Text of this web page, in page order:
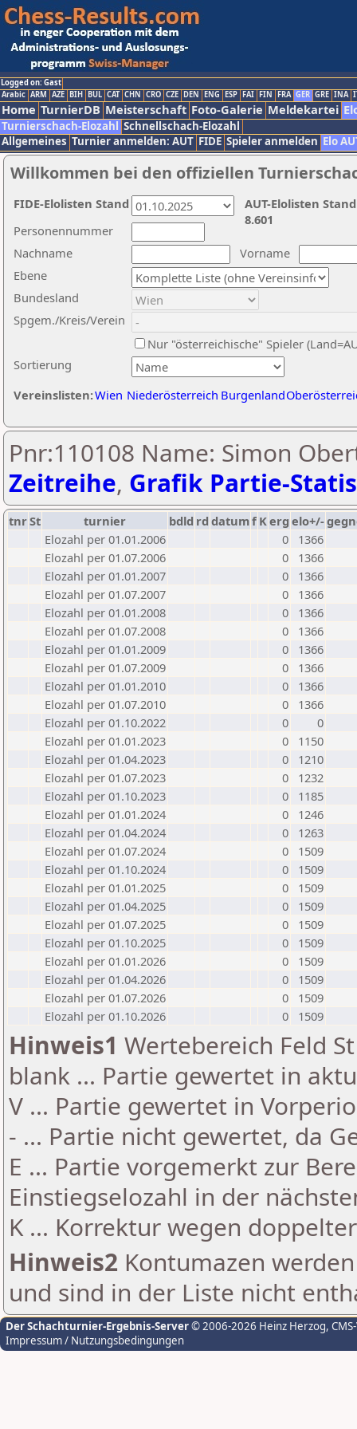
Logged on: Gast
Arabic ARM AZE BIH BUL CAT CHN CRO CZE DEN ENG ESP FAI FIN FRA GER GRE INA
Home TurnierDB Meisterschaft Foto-Galerie Meldekartei
Turnierschach-Elozahl Schnellschach-Elozahl
Allgemeines Turnier anmelden: AUT FIDE Spieler anmelden Elo
Willkommen bei den offiziellen
Nachname
Vorname
Ebene
Sortierung
Personennummer
Bundesland
Spgem./Kreis/Verein
Nur "österreichische" Spieler
Vereinslisten:Wien Niederösterreich Burgenland
AUT-Elolisten
8.601
FIDE-Elolisten Stand
Pnr:110108 Name: Simon
Zeitreihe, Grafik Partie-
tnrSt turnier bdld rd datumf Kerg elo+/-
Elozahl per 01.01.2006
0
1366
Elozahl per 01.07.2006
0
1366
Elozahl per 01.01.2007
0
1366
Elozahl per 01.07.2007
0
1366
Elozahl per 01.01.2008
0
1366
Elozahl per 01.07.2008
0
1366
Elozahl per 01.01.2009
0
1366
Elozahl per 01.07.2009
0
1366
Elozahl per 01.01.2010
0
1366
Elozahl per 01.07.2010
0
1366
Elozahl per 01.10.2022
0
0
Elozahl per 01.01.2023
0
1150
Elozahl per 01.04.2023
0
1210
Elozahl per 01.07.2023
0
1232
Elozahl per 01.10.2023
0
1185
Elozahl per 01.01.2024
0
1246
Elozahl per 01.04.2024
0
1263
Elozahl per 01.07.2024
0
1509
Elozahl per 01.10.2024
0
1509
Elozahl per 01.01.2025
0
1509
Elozahl per 01.04.2025
0
1509
Elozahl per 01.07.2025
0
1509
Elozahl per 01.10.2025
0
1509
Elozahl per 01.01.2026
0
1509
Elozahl per 01.04.2026
0
1509
Elozahl per 01.07.2026
0
1509
Elozahl per 01.10.2026
0 1509
Hinweis1 Wertebereich Feld
blank ... Partie gewertet in
V ... Partie gewertet in
- ... Partie nicht gewertet, da
E ... Partie vorgemerkt zur
Einstiegselozahl in der
K ... Korrektur wegen
Hinweis2 Kontumazen
und sind in der Liste nicht
Der Schachturnier-Ergebnis-Server© 2006-2026 Heinz Herzog,
Impressum / Nutzungsbedingungen